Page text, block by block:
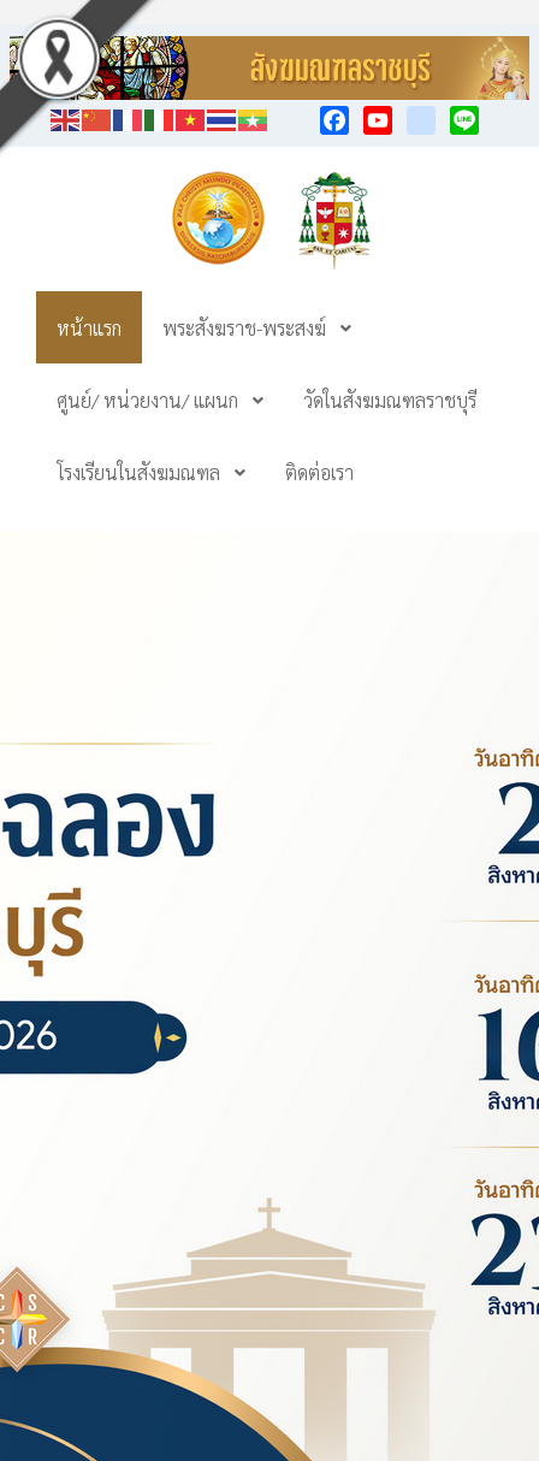
หน้าแรก พระสังฆราช-พระสงฆ์
ศูนย์/ หน่วยงาน/ แผนก วัดในสังฆมณฑลราชบุรี
โรงเรียนในสังฆมณฑล ติดต่อเรา